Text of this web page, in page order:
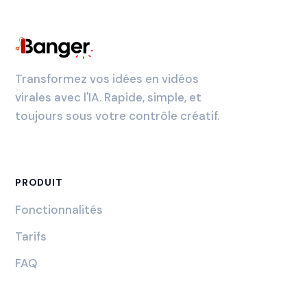
Transformez vos idées en vidéos
virales avec l'IA. Rapide, simple, et
toujours sous votre contrôle créatif.
PRODUIT
Fonctionnalités
Tarifs
FAQ